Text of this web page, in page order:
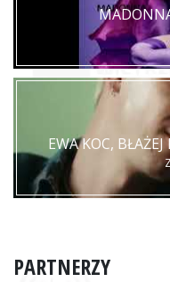
EWA KOC,
PARTNERZY